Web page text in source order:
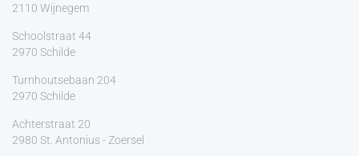
2110 Wijnegem
Schoolstraat 44
2970 Schilde
Turnhoutsebaan 204
2970 Schilde
Achterstraat 20
2980 St. Antonius - Zoersel